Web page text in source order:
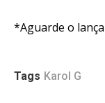
*Aguarde o
Tags Karol G